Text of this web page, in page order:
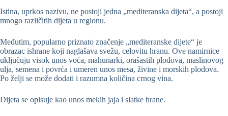
Istina, uprkos nazivu, ne postoji jedna „mediteranska dijeta“, a postoji
mnogo različitih dijeta u regionu.
Međutim, popularno priznato značenje „mediteranske dijete“ je
obrazac ishrane koji naglašava svežu, celovitu hranu. Ove namirnice
uključuju visok unos voća, mahunarki, orašastih plodova, maslinovog
ulja, semena i povrća i umeren unos mesa, živine i morskih plodova.
Po želji se može dodati i razumna količina crnog vina.
Dijeta se opisuje kao unos mekih jaja i slatke hrane.